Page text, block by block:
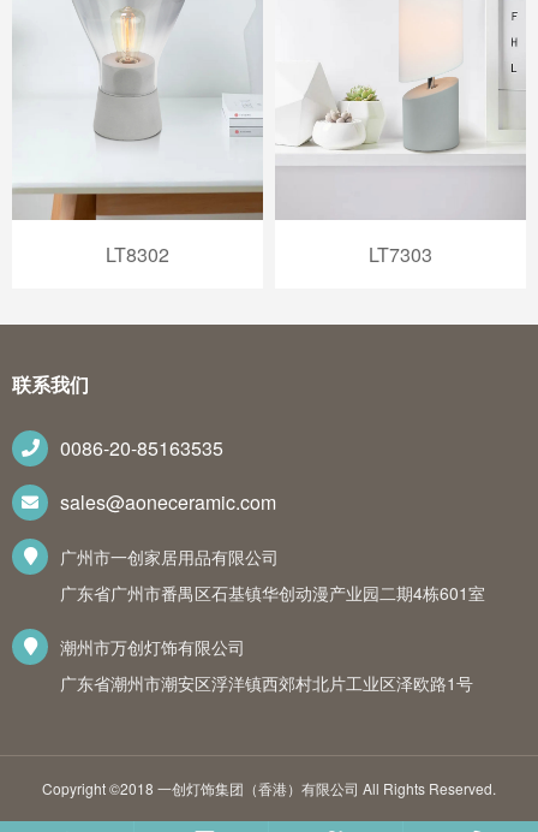
LT8302 LT7303
联系我们
0086-20-85163535
sales@aoneceramic.com
广州市一创家居用品有限公司
广东省广州市番禺区石基镇华创动漫产业园二期4栋601室
潮州市万创灯饰有限公司
广东省潮州市潮安区浮洋镇西郊村北片工业区泽欧路1号
Copyright ©2018 一创灯饰集团（香港）有限公司 All Rights Reserved.